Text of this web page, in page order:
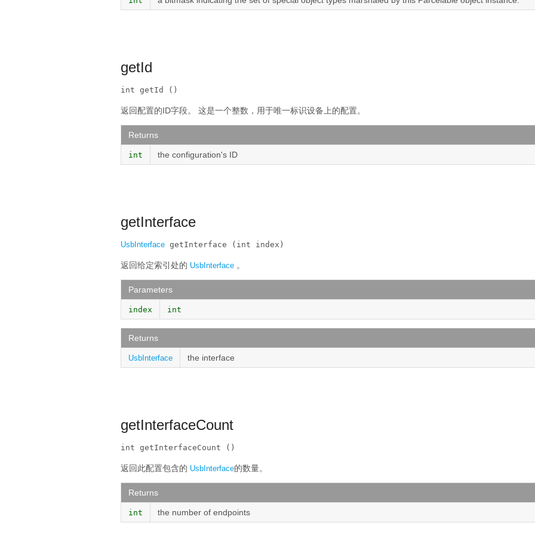
getId
int getId ()
返回配置的ID字段。 这是一个整数，用于唯一标识设备上的配置。
Returns
int the configuration's ID
getInterface
UsbInterface getInterface (int index)
返回给定索引处的 UsbInterface 。
Parameters
index int
Returns
UsbInterface the interface
getInterfaceCount
int getInterfaceCount ()
返回此配置包含的 UsbInterface的数量。
Returns
int the number of endpoints